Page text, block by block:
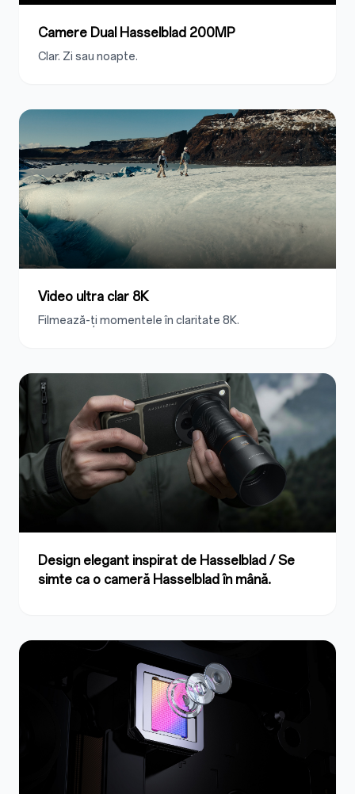
Camere Dual Hasselblad 200MP
Clar. Zi sau noapte.
Video ultra clar 8K
Filmează-ți momentele în claritate 8K.
Design elegant inspirat de Hasselblad / Se
simte ca o cameră Hasselblad în mână.